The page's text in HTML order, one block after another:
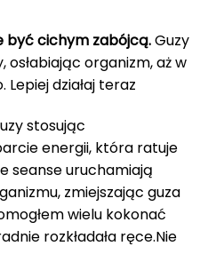
być cichym zabójcą.Guzy
osłabiając organizm, aż w
działaj teraz
stosując
energii, która ratuje
seanse uruchamiają
zmiejszając guza
wielu kokonać
rozkładała ręce.Nie